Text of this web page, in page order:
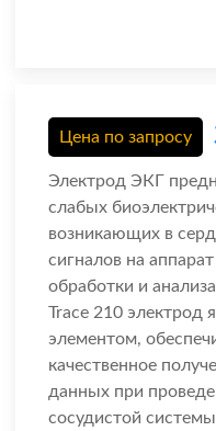
Цена по запросу
Электрод ЭКГ
слабых
возникающих в
сигналов на
обработки и
Trace 210 электрод
элементом,
качественное
данных при
сосудистой